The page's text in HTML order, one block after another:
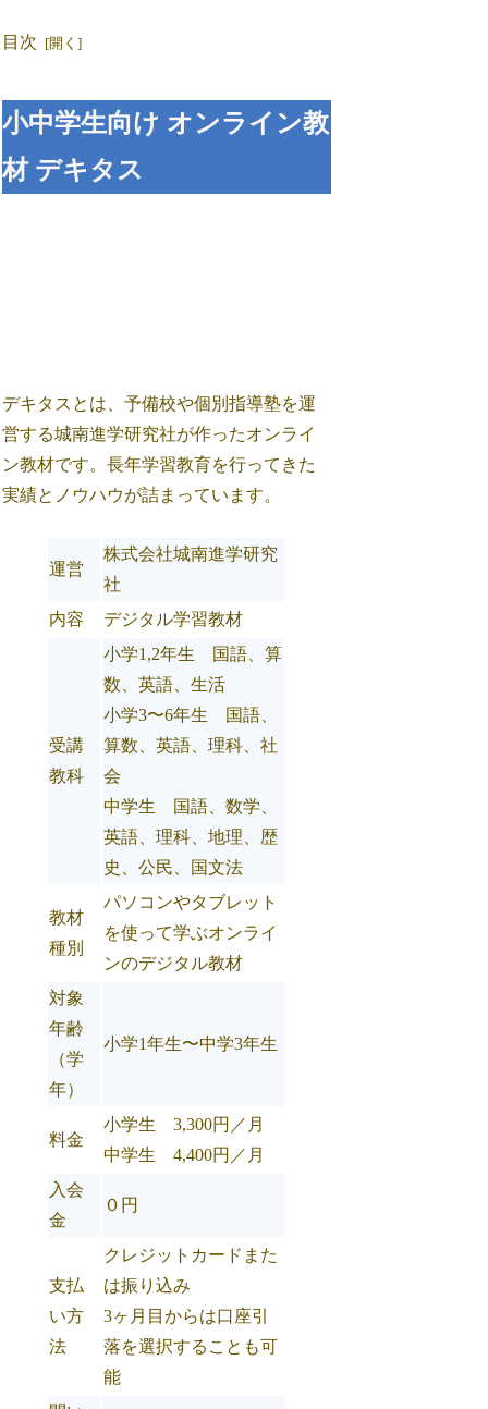
目次
小中学生向け オンライン教
材 デキタス
デキタスとは、予備校や個別指導塾を運
営する城南進学研究社が作ったオンライ
ン教材です。長年学習教育を行ってきた
実績とノウハウが詰まっています。
運営
株式会社城南進学研究
社
内容
デジタル学習教材
受講
教科
小学1,2年生 国語、算
数、英語、生活
小学3〜6年生 国語、
算数、英語、理科、社
会
中学生 国語、数学、
英語、理科、地理、歴
史、公民、国文法
教材
種別
パソコンやタブレット
を使って学ぶオンライ
ンのデジタル教材
対象
年齢
（学
年）
小学1年生〜中学3年生
料金
小学生 3,300円／月
中学生 4,400円／月
入会
金
０円
支払
い方
法
クレジットカードまた
は振り込み
3ヶ月目からは口座引
落を選択することも可
能